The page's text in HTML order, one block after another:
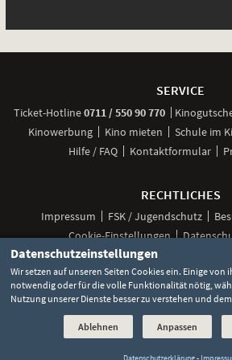
SERVICE
Ticket-Hotline0711 / 550 90 770anrufen
Kinowerbung
Kino mieten Schule im
Hilfe / FAQ
Kontaktformular
RECHTLICHES
Impressum FSK / Jugendschutz
Cookie-Einstellungen
Social
Unsere
bei
Facebook
Unsere
bei
Instagram
Unsere
TikTok
bei
©2026 Lochmann
Datenschutzeinstellungen
Wir setzen auf unseren Seiten Cookies ein. Einige von
notwendig oder für die volle Funktionalität nötig,
Nutzung unserer Dienste besser zu verstehen und
Ablehnen Anpassen